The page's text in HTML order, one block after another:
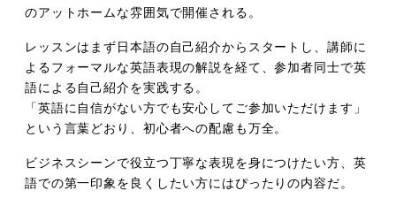
のアットホームな雰囲気で開催される。
レッスンはまず日本語の自己紹介からスタートし、講師に
よるフォーマルな英語表現の解説を経て、参加者同士で英
語による自己紹介を実践する。
「英語に自信がない方でも安心してご参加いただけます」
という言葉どおり、初心者への配慮も万全。
ビジネスシーンで役立つ丁寧な表現を身につけたい方、英
語での第一印象を良くしたい方にはぴったりの内容だ。